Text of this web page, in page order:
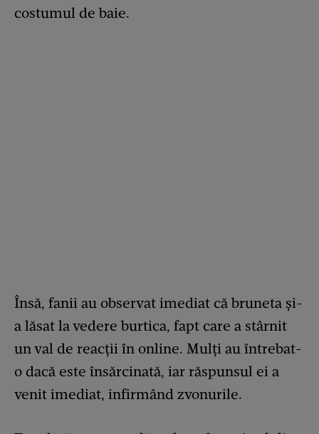
costumul de baie.
Însă, fanii au observat imediat că bruneta și-
a lăsat la vedere burtica, fapt care a stârnit
un val de reacții în online. Mulți au întrebat-
o dacă este însărcinată, iar răspunsul ei a
venit imediat, infirmând zvonurile.